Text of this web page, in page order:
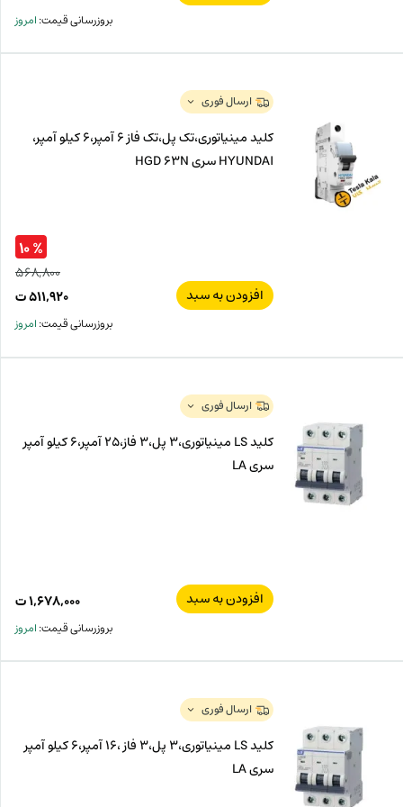
بروزرسانی قیمت:امروز
ارسال فوری
کلید مینیاتوری،تک پل،تک فاز 6 آمپر،6 کیلو آمپر،
HYUNDAI سری HGD 63N
افزودن به سبد
۵۶۸,۸۰۰
۵۱۱,۹۲۰ت
% ۱۰
بروزرسانی قیمت:امروز
ارسال فوری
کلید LS مینیاتوری،3 پل،3 فاز،25 آمپر،6 کیلو آمپر
سری LA
افزودن به سبد ۱,۶۷۸,۰۰۰ت
بروزرسانی قیمت:امروز
ارسال فوری
کلید LS مینیاتوری،3 پل،3 فاز ،16 آمپر،6 کیلو آمپر
سری LA